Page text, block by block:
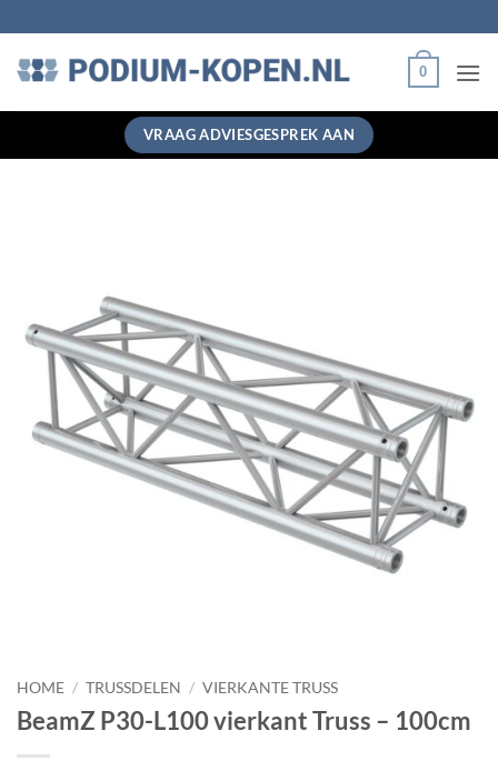
naar
inhoud
0
VRAAG ADVIESGESPREK AAN
HOME / TRUSSDELEN / VIERKANTE TRUSS
BeamZ P30-L100 vierkant Truss – 100cm